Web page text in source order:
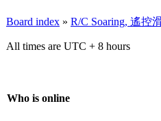
Board index » R/C Soaring, 遙控
All times are UTC + 8 hours
Who is online